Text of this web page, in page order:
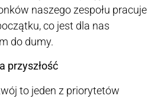
naszego zespołu pracuje
co jest dla nas
do dumy.
przyszłość
to jeden z priorytetów